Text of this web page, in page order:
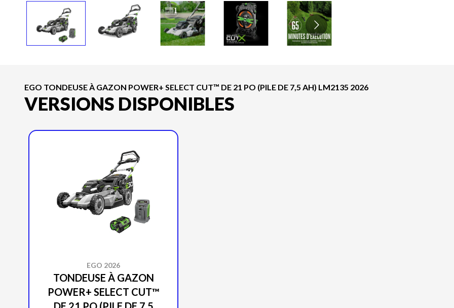
EGO TONDEUSE À GAZON POWER+ SELECT CUT™ DE 21 PO (PILE DE 7,5 AH) LM2135 2026
VERSIONS DISPONIBLES
EGO 2026
TONDEUSE À GAZON
POWER+ SELECT CUT™